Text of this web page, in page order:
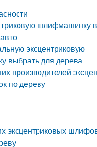
шлифмашинку
эксцентриковую
выбрать для дерева
производителей
по дереву
эксцентриковых